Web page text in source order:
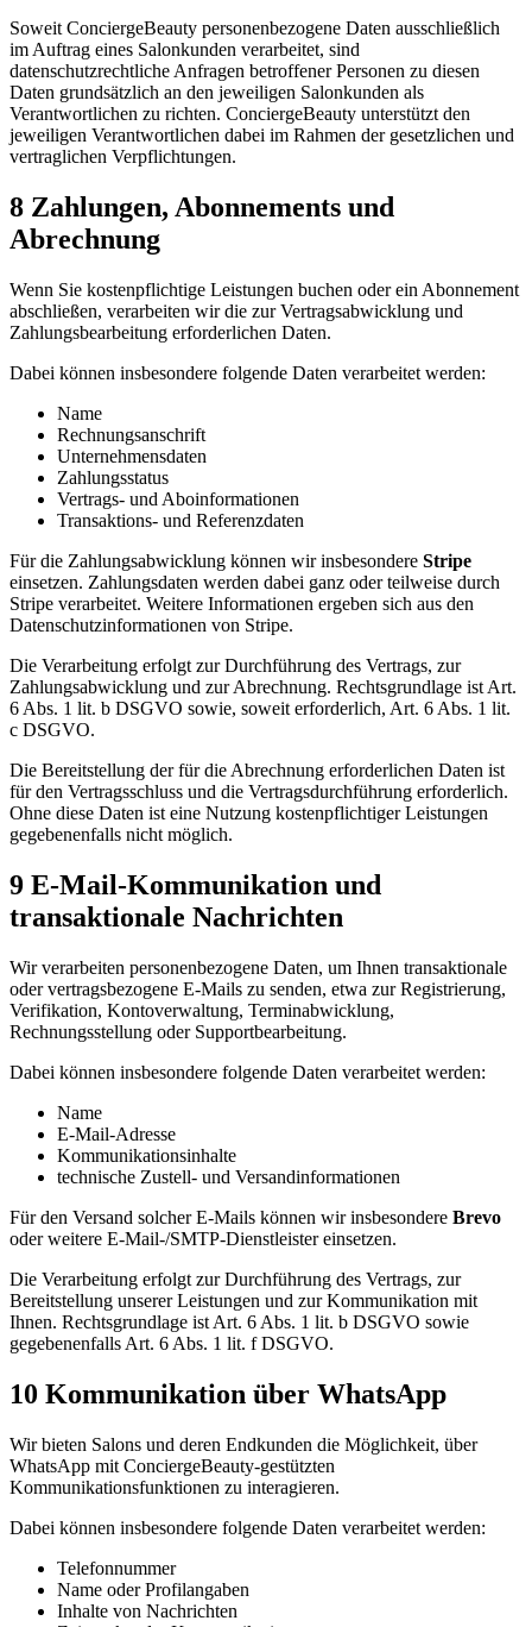
Soweit ConciergeBeauty personenbezogene Daten ausschließlich
im Auftrag eines Salonkunden verarbeitet, sind
datenschutzrechtliche Anfragen betroffener Personen zu diesen
Daten grundsätzlich an den jeweiligen Salonkunden als
Verantwortlichen zu richten. ConciergeBeauty unterstützt den
jeweiligen Verantwortlichen dabei im Rahmen der gesetzlichen und
vertraglichen Verpflichtungen.
8 Zahlungen, Abonnements und
Abrechnung
Wenn Sie kostenpflichtige Leistungen buchen oder ein Abonnement
abschließen, verarbeiten wir die zur Vertragsabwicklung und
Zahlungsbearbeitung erforderlichen Daten.
Dabei können insbesondere folgende Daten verarbeitet werden:
Name
Rechnungsanschrift
Unternehmensdaten
Zahlungsstatus
Vertrags- und Aboinformationen
Transaktions- und Referenzdaten
Für die Zahlungsabwicklung können wir insbesondere Stripe
einsetzen. Zahlungsdaten werden dabei ganz oder teilweise durch
Stripe verarbeitet. Weitere Informationen ergeben sich aus den
Datenschutzinformationen von Stripe.
Die Verarbeitung erfolgt zur Durchführung des Vertrags, zur
Zahlungsabwicklung und zur Abrechnung. Rechtsgrundlage ist Art.
6 Abs. 1 lit. b DSGVO sowie, soweit erforderlich, Art. 6 Abs. 1 lit.
c DSGVO.
Die Bereitstellung der für die Abrechnung erforderlichen Daten ist
für den Vertragsschluss und die Vertragsdurchführung erforderlich.
Ohne diese Daten ist eine Nutzung kostenpflichtiger Leistungen
gegebenenfalls nicht möglich.
9 E-Mail-Kommunikation und
transaktionale Nachrichten
Wir verarbeiten personenbezogene Daten, um Ihnen transaktionale
oder vertragsbezogene E-Mails zu senden, etwa zur Registrierung,
Verifikation, Kontoverwaltung, Terminabwicklung,
Rechnungsstellung oder Supportbearbeitung.
Dabei können insbesondere folgende Daten verarbeitet werden:
Name
E-Mail-Adresse
Kommunikationsinhalte
technische Zustell- und Versandinformationen
Für den Versand solcher E-Mails können wir insbesondere Brevo
oder weitere E-Mail-/SMTP-Dienstleister einsetzen.
Die Verarbeitung erfolgt zur Durchführung des Vertrags, zur
Bereitstellung unserer Leistungen und zur Kommunikation mit
Ihnen. Rechtsgrundlage ist Art. 6 Abs. 1 lit. b DSGVO sowie
gegebenenfalls Art. 6 Abs. 1 lit. f DSGVO.
10 Kommunikation über WhatsApp
Wir bieten Salons und deren Endkunden die Möglichkeit, über
WhatsApp mit ConciergeBeauty-gestützten
Kommunikationsfunktionen zu interagieren.
Dabei können insbesondere folgende Daten verarbeitet werden:
Telefonnummer
Name oder Profilangaben
Inhalte von Nachrichten